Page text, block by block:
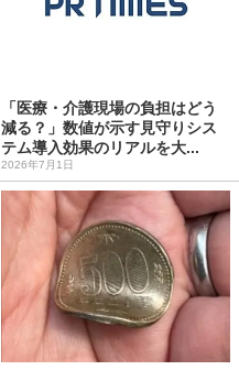
「医療・介護現場の負担はどう
減る？」数値が示す見守りシス
テム導入効果のリアルを大...
2026年7月1日